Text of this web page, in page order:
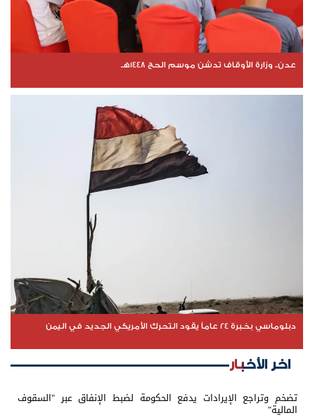
عدن.. وزارة الأوقاف تدشن موسم الحج 1448هـ
دبلوماسي بخبرة 24 عاماً يقود التحرك الأمريكي الجديد في اليمن
اخر الأخبار
تضخم وتراجع الإيرادات يدفع الحكومة لضبط الإنفاق عبر "السقوف
المالية"